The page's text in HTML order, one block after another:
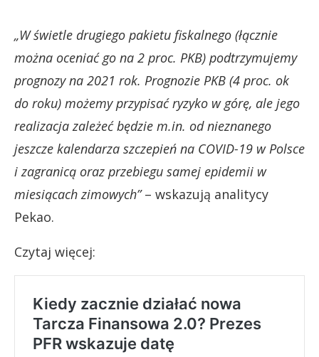
„W świetle drugiego pakietu fiskalnego (łącznie
można oceniać go na 2 proc. PKB) podtrzymujemy
prognozy na 2021 rok. Prognozie PKB (4 proc. ok
do roku) możemy przypisać ryzyko w górę, ale jego
realizacja zależeć będzie m.in. od nieznanego
jeszcze kalendarza szczepień na COVID-19 w Polsce
i zagranicą oraz przebiegu samej epidemii w
miesiącach zimowych”– wskazują analitycy
Pekao.
Czytaj więcej: